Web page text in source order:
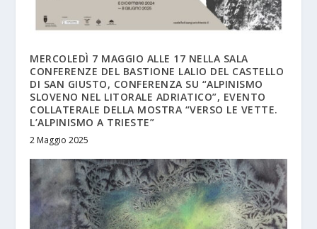
MERCOLEDÌ 7 MAGGIO ALLE 17 NELLA SALA
CONFERENZE DEL BASTIONE LALIO DEL CASTELLO
DI SAN GIUSTO, CONFERENZA SU “ALPINISMO
SLOVENO NEL LITORALE ADRIATICO”, EVENTO
COLLATERALE DELLA MOSTRA “VERSO LE VETTE.
L’ALPINISMO A TRIESTE”
2 Maggio 2025